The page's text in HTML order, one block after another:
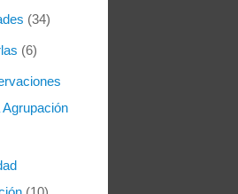
(34)
(6)
Agrupación